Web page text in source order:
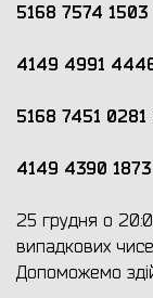
5168 7574
4149 4991
5168 7451 0281
4149 4390
25 грудня о
випадкових
Допоможемо